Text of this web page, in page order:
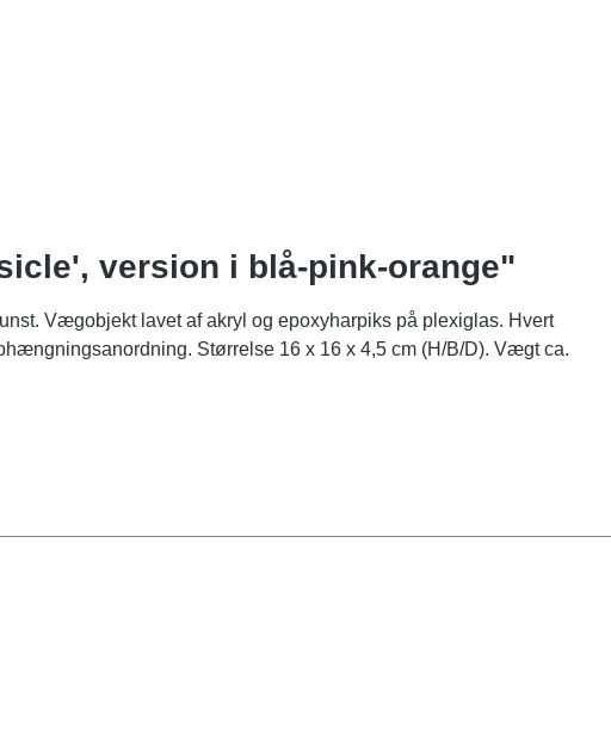
version i blå-pink-orange"
Vægobjekt lavet af akryl og epoxyharpiks på plexiglas. Hvert
Størrelse 16 x 16 x 4,5 cm (H/B/D). Vægt ca.